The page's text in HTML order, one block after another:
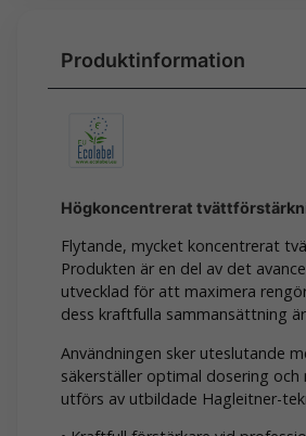
Högkoncentrerat
Flytande, mycket koncentrerat
Produkten är en del av det
utvecklad för att maximera
dess kraftfulla sammansättning
Användningen sker uteslutande
säkerställer optimal dosering
utförs av utbildade Hagleitner-